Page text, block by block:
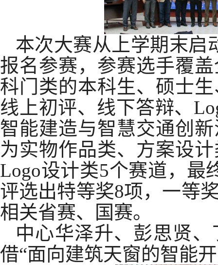
本次大赛从上学期末启
报名参赛，参赛选手覆
科门类的本科生、硕士
线上初评、线下答辩、
智能建造与智慧交通创
为实物作品类、方案设
Logo设计类5个赛道，最
评选出特等奖8项，一等
相关省赛、国赛。
中心华泽升、彭思贤
借“面向建筑天窗的智能